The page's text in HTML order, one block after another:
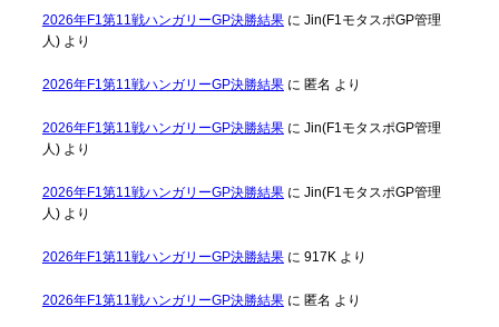
2026年F1第11戦ハンガリーGP決勝結果に Jin(F1モタスポGP管理
人)より
2026年F1第11戦ハンガリーGP決勝結果に 匿名 より
2026年F1第11戦ハンガリーGP決勝結果に Jin(F1モタスポGP管理
人)より
2026年F1第11戦ハンガリーGP決勝結果に Jin(F1モタスポGP管理
人)より
2026年F1第11戦ハンガリーGP決勝結果に 917Kより
2026年F1第11戦ハンガリーGP決勝結果に 匿名 より